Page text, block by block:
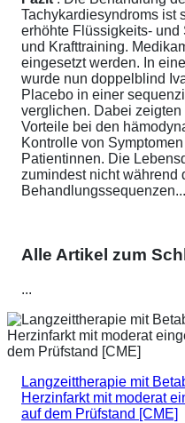
Tachykardiesyndroms ist
erhöhte Flüssigkeits-
und Krafttraining.
eingesetzt werden. In
wurde nun doppelblind
Placebo in einer
verglichen. Dabei
Vorteile bei den
Kontrolle von
Patientinnen. Die
zumindest nicht während
Alle Artikel zum
...
Langzeittherapie mit
Herzinfarkt mit moderat
auf dem Prüfstand [CME]